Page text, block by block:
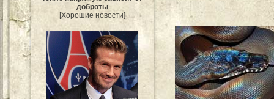
доброты
[Хорошие новости]